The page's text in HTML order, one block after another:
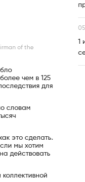
of the
чем в 125
для
словам
это сделать.
мы хотим
действовать
1